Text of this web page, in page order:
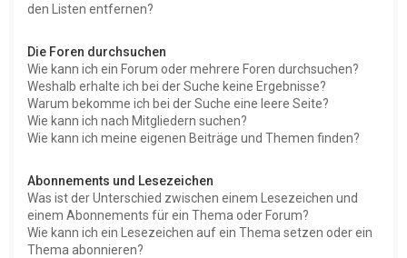
den Listen entfernen?
Die Foren durchsuchen
Wie kann ich ein Forum oder mehrere Foren durchsuchen?
Weshalb erhalte ich bei der Suche keine Ergebnisse?
Warum bekomme ich bei der Suche eine leere Seite?
Wie kann ich nach Mitgliedern suchen?
Wie kann ich meine eigenen Beiträge und Themen finden?
Abonnements und Lesezeichen
Was ist der Unterschied zwischen einem Lesezeichen und
einem Abonnements für ein Thema oder Forum?
Wie kann ich ein Lesezeichen auf ein Thema setzen oder ein
Thema abonnieren?